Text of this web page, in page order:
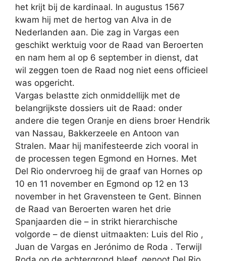
het krijt bij de kardinaal. In augustus 1567
kwam hij met de hertog van Alva in de
Nederlanden aan. Die zag in Vargas een
geschikt werktuig voor de Raad van Beroerten
en nam hem al op 6 september in dienst, dat
wil zeggen toen de Raad nog niet eens officieel
was opgericht.
Vargas belastte zich onmiddellijk met de
belangrijkste dossiers uit de Raad: onder
andere die tegen Oranje en diens broer Hendrik
van Nassau, Bakkerzeele en Antoon van
Stralen. Maar hij manifesteerde zich vooral in
de processen tegen Egmond en Hornes. Met
Del Rio ondervroeg hij de graaf van Hornes op
10 en 11 november en Egmond op 12 en 13
november in het Gravensteen te Gent. Binnen
de Raad van Beroerten waren het drie
Spanjaarden die – in strikt hierarchische
volgorde – de dienst uitmaakten: Luis del Rio ,
Juan de Vargas en Jerónimo de Roda . Terwijl